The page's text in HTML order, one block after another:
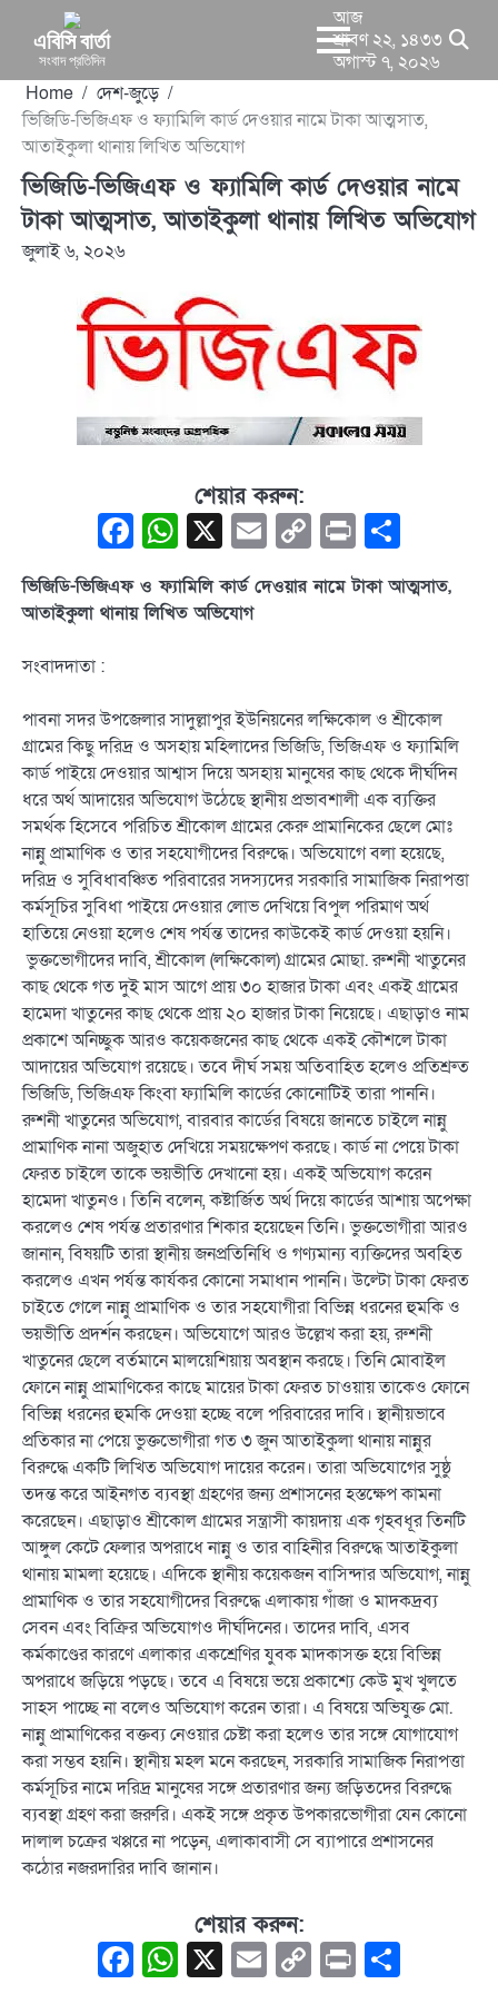
content
এবিসি বার্তা
সংবাদ প্রতিদিন
আজ
শ্রাবণ ২২, ১৪৩৩
অগাস্ট ৭, ২০২৬
Home
দেশ-জুড়ে
ভিজিডি-ভিজিএফ ও ফ্যামিলি কার্ড দেওয়ার নামে টাকা আত্মসাত,
আতাইকুলা থানায় লিখিত অভিযোগ
ভিজিডি-ভিজিএফ ও ফ্যামিলি কার্ড দেওয়ার নামে
টাকা আত্মসাত, আতাইকুলা থানায় লিখিত অভিযোগ
জুলাই ৬, ২০২৬
শেয়ার করুন:
Facebook
WhatsApp
X EmailCopy
Link
Print
ভিজিডি-ভিজিএফ ও ফ্যামিলি কার্ড দেওয়ার নামে টাকা আত্মসাত,
আতাইকুলা থানায় লিখিত অভিযোগ
সংবাদদাতা :
পাবনা সদর উপজেলার সাদুল্লাপুর ইউনিয়নের লক্ষিকোল ও শ্রীকোল
গ্রামের কিছু দরিদ্র ও অসহায় মহিলাদের ভিজিডি, ভিজিএফ ও ফ্যামিলি
কার্ড পাইয়ে দেওয়ার আশ্বাস দিয়ে অসহায় মানুষের কাছ থেকে দীর্ঘদিন
ধরে অর্থ আদায়ের অভিযোগ উঠেছে স্থানীয় প্রভাবশালী এক ব্যক্তির
সমর্থক হিসেবে পরিচিত শ্রীকোল গ্রামের কেরু প্রামানিকের ছেলে মোঃ
নান্নু প্রামাণিক ও তার সহযোগীদের বিরুদ্ধে। অভিযোগে বলা হয়েছে,
দরিদ্র ও সুবিধাবঞ্চিত পরিবারের সদস্যদের সরকারি সামাজিক নিরাপত্তা
কর্মসূচির সুবিধা পাইয়ে দেওয়ার লোভ দেখিয়ে বিপুল পরিমাণ অর্থ
হাতিয়ে নেওয়া হলেও শেষ পর্যন্ত তাদের কাউকেই কার্ড দেওয়া হয়নি।
ভুক্তভোগীদের দাবি, শ্রীকোল (লক্ষিকোল) গ্রামের মোছা. রুশনী খাতুনের
কাছ থেকে গত দুই মাস আগে প্রায় ৩০ হাজার টাকা এবং একই গ্রামের
হামেদা খাতুনের কাছ থেকে প্রায় ২০ হাজার টাকা নিয়েছে। এছাড়াও নাম
প্রকাশে অনিচ্ছুক আরও কয়েকজনের কাছ থেকে একই কৌশলে টাকা
আদায়ের অভিযোগ রয়েছে। তবে দীর্ঘ সময় অতিবাহিত হলেও প্রতিশ্রুত
ভিজিডি, ভিজিএফ কিংবা ফ্যামিলি কার্ডের কোনোটিই তারা পাননি।
রুশনী খাতুনের অভিযোগ, বারবার কার্ডের বিষয়ে জানতে চাইলে নান্নু
প্রামাণিক নানা অজুহাত দেখিয়ে সময়ক্ষেপণ করছে। কার্ড না পেয়ে টাকা
ফেরত চাইলে তাকে ভয়ভীতি দেখানো হয়। একই অভিযোগ করেন
হামেদা খাতুনও। তিনি বলেন, কষ্টার্জিত অর্থ দিয়ে কার্ডের আশায় অপেক্ষা
করলেও শেষ পর্যন্ত প্রতারণার শিকার হয়েছেন তিনি। ভুক্তভোগীরা আরও
জানান, বিষয়টি তারা স্থানীয় জনপ্রতিনিধি ও গণ্যমান্য ব্যক্তিদের অবহিত
করলেও এখন পর্যন্ত কার্যকর কোনো সমাধান পাননি। উল্টো টাকা ফেরত
চাইতে গেলে নান্নু প্রামাণিক ও তার সহযোগীরা বিভিন্ন ধরনের হুমকি ও
ভয়ভীতি প্রদর্শন করছেন। অভিযোগে আরও উল্লেখ করা হয়, রুশনী
খাতুনের ছেলে বর্তমানে মালয়েশিয়ায় অবস্থান করছে। তিনি মোবাইল
ফোনে নান্নু প্রামাণিকের কাছে মায়ের টাকা ফেরত চাওয়ায় তাকেও ফোনে
বিভিন্ন ধরনের হুমকি দেওয়া হচ্ছে বলে পরিবারের দাবি। স্থানীয়ভাবে
প্রতিকার না পেয়ে ভুক্তভোগীরা গত ৩ জুন আতাইকুলা থানায় নান্নুর
বিরুদ্ধে একটি লিখিত অভিযোগ দায়ের করেন। তারা অভিযোগের সুষ্ঠু
তদন্ত করে আইনগত ব্যবস্থা গ্রহণের জন্য প্রশাসনের হস্তক্ষেপ কামনা
করেছেন। এছাড়াও শ্রীকোল গ্রামের সন্ত্রাসী কায়দায় এক গৃহবধূর তিনটি
আঙ্গুল কেটে ফেলার অপরাধে নান্নু ও তার বাহিনীর বিরুদ্ধে আতাইকুলা
থানায় মামলা হয়েছে। এদিকে স্থানীয় কয়েকজন বাসিন্দার অভিযোগ, নান্নু
প্রামাণিক ও তার সহযোগীদের বিরুদ্ধে এলাকায় গাঁজা ও মাদকদ্রব্য
সেবন এবং বিক্রির অভিযোগও দীর্ঘদিনের। তাদের দাবি, এসব
কর্মকাণ্ডের কারণে এলাকার একশ্রেণির যুবক মাদকাসক্ত হয়ে বিভিন্ন
অপরাধে জড়িয়ে পড়ছে। তবে এ বিষয়ে ভয়ে প্রকাশ্যে কেউ মুখ খুলতে
সাহস পাচ্ছে না বলেও অভিযোগ করেন তারা। এ বিষয়ে অভিযুক্ত মো.
নান্নু প্রামাণিকের বক্তব্য নেওয়ার চেষ্টা করা হলেও তার সঙ্গে যোগাযোগ
করা সম্ভব হয়নি। স্থানীয় মহল মনে করছেন, সরকারি সামাজিক নিরাপত্তা
কর্মসূচির নামে দরিদ্র মানুষের সঙ্গে প্রতারণার জন্য জড়িতদের বিরুদ্ধে
ব্যবস্থা গ্রহণ করা জরুরি। একই সঙ্গে প্রকৃত উপকারভোগীরা যেন কোনো
দালাল চক্রের খপ্পরে না পড়েন, এলাকাবাসী সে ব্যাপারে প্রশাসনের
কঠোর নজরদারির দাবি জানান।
শেয়ার করুন:
Facebook
WhatsApp
X EmailCopy
Print